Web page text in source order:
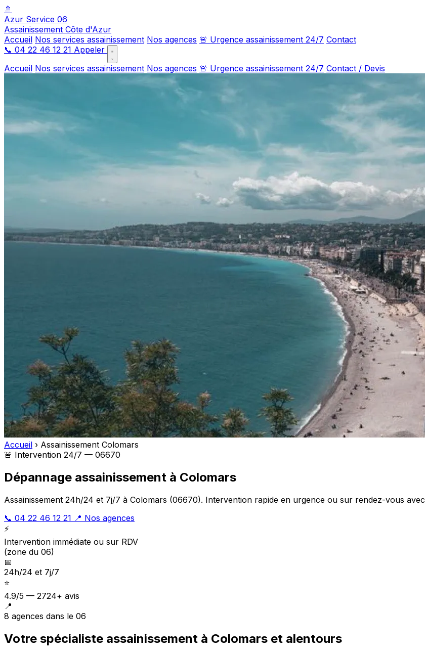
🚿
Azur Service 06
Assainissement Côte d'Azur
Accueil Nos services assainissement Nos agences 🚨 Urgence assainissement 24/7 Contact
📞 04 22 46 12 21 Appeler
Accueil Nos services assainissement Nos agences 🚨 Urgence assainissement 24/7 Contact / Devis
Accueil › Assainissement Colomars
🚨 Intervention 24/7 — 06670
Dépannage assainissement à Colomars
Assainissement 24h/24 et 7j/7 à Colomars (06670). Intervention rapide en urgence ou sur rendez-vous
📞 04 22 46 12 21 📍 Nos agences
⚡
Intervention immédiate ou sur RDV
(zone du 06)
📅
24h/24 et 7j/7
⭐
4.9/5 — 2724+ avis
📍
8 agences dans le 06
Votre spécialiste assainissement à Colomars et alentours